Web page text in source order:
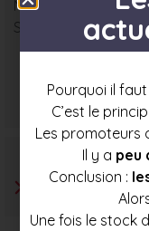
Nombre : 5
Surface moyenne :
Prix
351
Pourquoi il
C’est le
Les promoteurs
Il y a peu
Conclusion :
Une fois le stock